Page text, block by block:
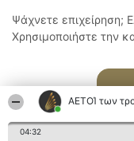
ΑΕΤΟΊ των
04:32
Ψάχνετε επιχείρηση;
Χρησιμοποιήστε την